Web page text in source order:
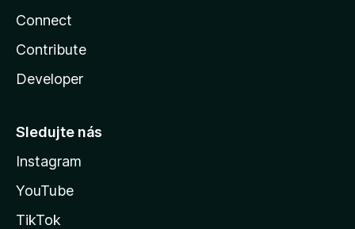
Connect
Contribute
Developer
Sledujte nás
Instagram
YouTube
TikTok